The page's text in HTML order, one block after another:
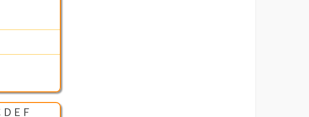
D E F